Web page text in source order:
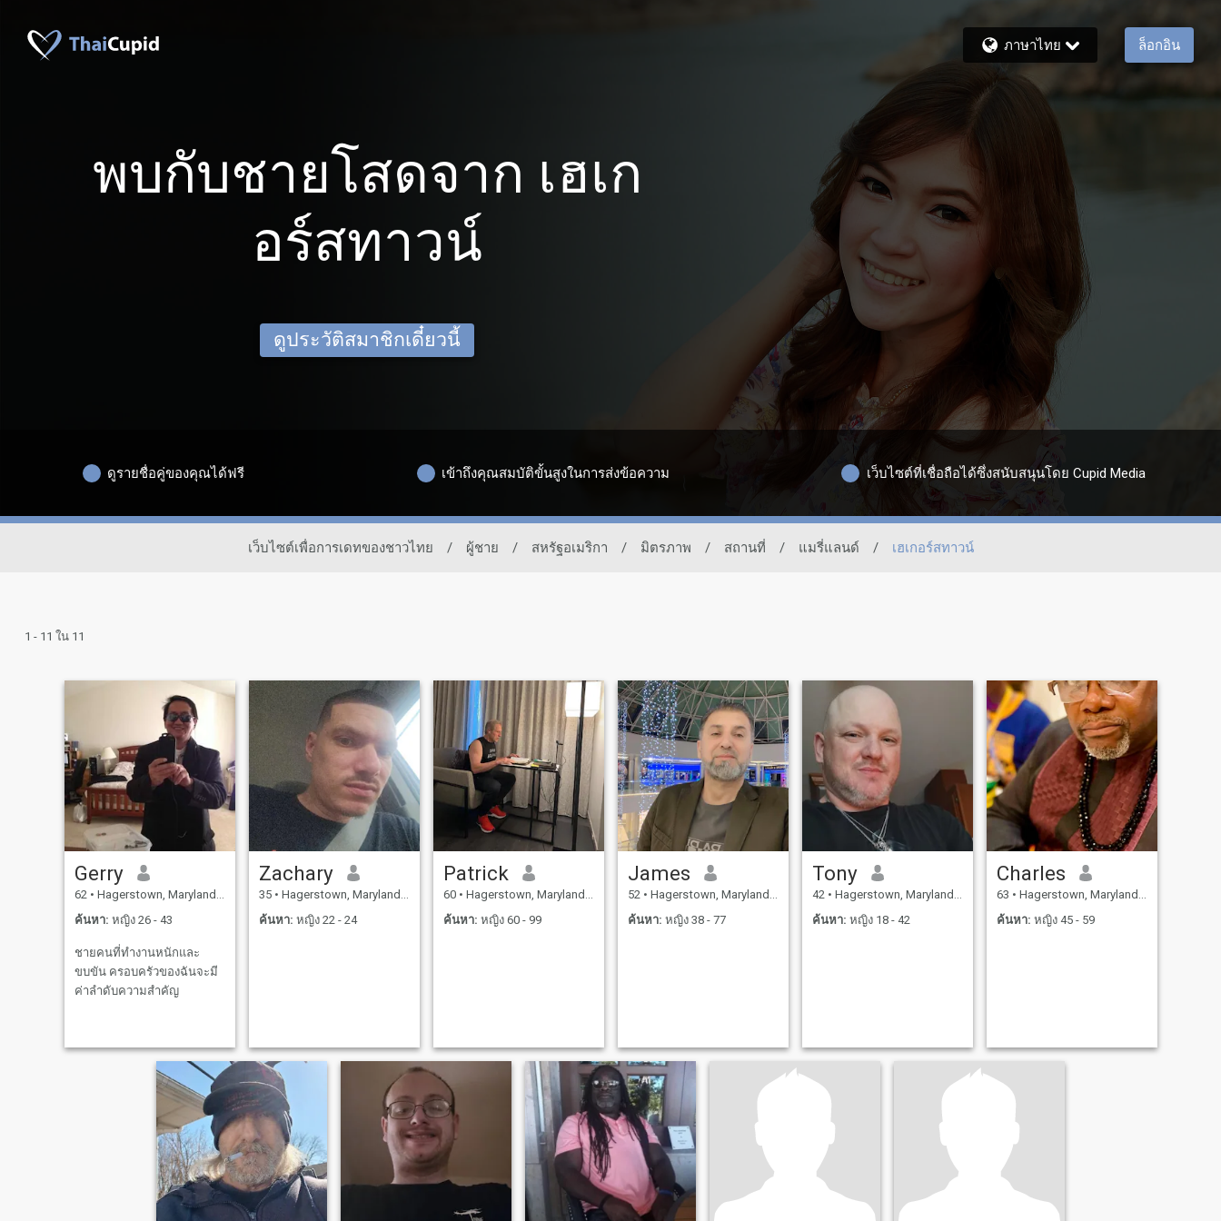
ภาษาไทย ล็อกอิน
พบกับชายโสดจาก เฮเก
อร์สทาวน์
ดูประวัติสมาชิกเดี๋ยวนี้
ดูรายชื่อคู่ของคุณได้ฟรี เข้าถึงคุณสมบัติขั้นสูงในการส่งข้อความ เว็บไซต์ที่เชื่อถือได้ซึ่งสนับสนุนโดย Cupid Media
เว็บไซต์เพื่อการเดทของชาวไทย / ผู้ชาย / สหรัฐอเมริกา / มิตรภาพ / สถานที่ / แมรี่แลนด์ / เฮเกอร์สทาวน์
1 - 11 ใน 11
Gerry
62 • Hagerstown, Maryland, สหรัฐอเมริกา
ค้นหา: หญิง 26 - 43
ชายคนที่ทำงานหนักและ
ขบขัน ครอบครัวของฉันจะมี
ค่าลำดับความสำคัญ
Zachary
35 • Hagerstown, Maryland, สหรัฐอเมริกา
ค้นหา: หญิง 22 - 24
Patrick
60 • Hagerstown, Maryland, สหรัฐอเมริกา
ค้นหา: หญิง 60 - 99
James
52 • Hagerstown, Maryland, สหรัฐอเมริกา
ค้นหา: หญิง 38 - 77
Tony
42 • Hagerstown, Maryland, สหรัฐอเมริกา
ค้นหา: หญิง 18 - 42
Charles
63 • Hagerstown, Maryland, สหรัฐอเมริกา
ค้นหา: หญิง 45 - 59